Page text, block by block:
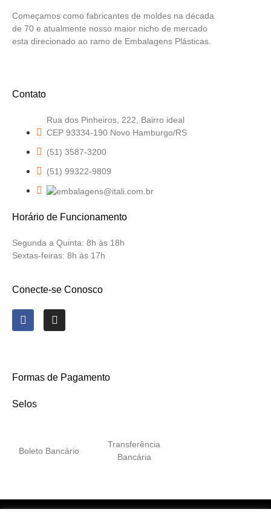
Começamos como fabricantes de moldes na década
de 70 e atualmente nosso maior nicho de mercado
esta direcionado ao ramo de Embalagens Plásticas.
Contato
Rua dos Pinheiros, 222, Bairro ideal
CEP 93334-190 Novo Hamburgo/RS
(51) 3587-3200
(51) 99322-9809
Horário de Funcionamento
Segunda a Quinta: 8h às 18h
Sextas-feiras: 8h às 17h
Conecte-se Conosco
Formas de Pagamento
Selos
Boleto Bancário
Transferência
Bancária